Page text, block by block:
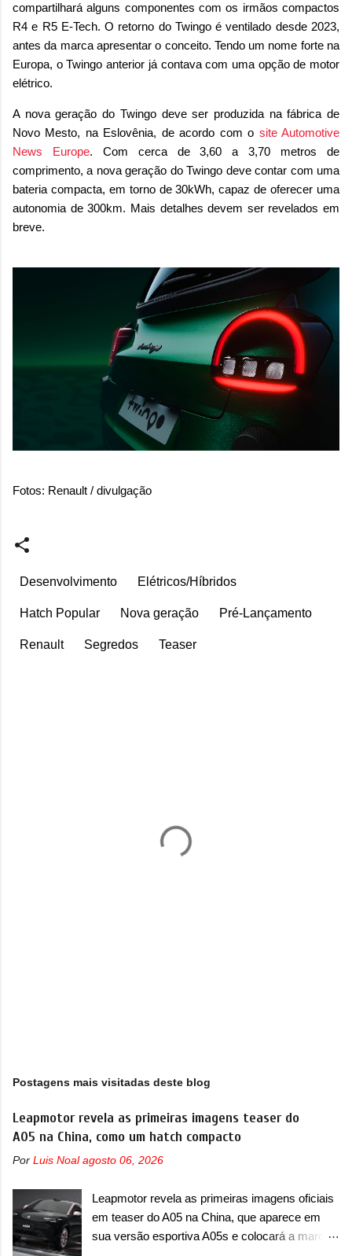
compartilhará alguns componentes com os irmãos compactos
R4 e R5 E-Tech. O retorno do Twingo é ventilado desde 2023,
antes da marca apresentar o conceito. Tendo um nome forte na
Europa, o Twingo anterior já contava com uma opção de motor
elétrico.
A nova geração do Twingo deve ser produzida na fábrica de
Novo Mesto, na Eslovênia, de acordo com o site Automotive
News Europe. Com cerca de 3,60 a 3,70 metros de
comprimento, a nova geração do Twingo deve contar com uma
bateria compacta, em torno de 30kWh, capaz de oferecer uma
autonomia de 300km. Mais detalhes devem ser revelados em
breve.
Fotos: Renault / divulgação
Desenvolvimento Elétricos/Híbridos
Hatch Popular Nova geração Pré-Lançamento
Renault Segredos Teaser
Postagens mais visitadas deste blog
Leapmotor revela as primeiras imagens teaser do
A05 na China, como um hatch compacto
Por Luis Noal agosto 06, 2026
Leapmotor revela as primeiras imagens oficiais
em teaser do A05 na China, que aparece em
sua versão esportiva A05s e colocará a marca